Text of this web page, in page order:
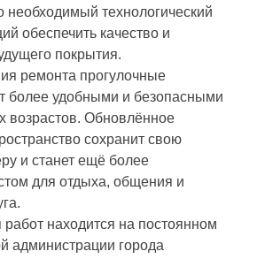
необходимый технологический
обеспечить качество и
покрытия.
ремонта прогулочные
более удобными и безопасными
возрастов. Обновлённое
сохранит свою
и станет ещё более
для отдыха, общения и
находится на постоянном
администрации города